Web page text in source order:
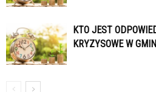
KTO JEST
KRYZYSOWE W